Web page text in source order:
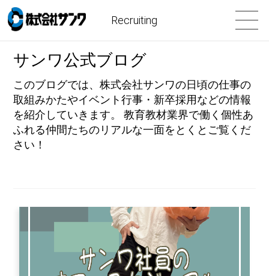
Recruiting
サンワ公式ブログ
このブログでは、株式会社サンワの日頃の仕事の
取組みかたやイベント行事・新卒採用などの情報
を紹介していきます。 教育教材業界で働く個性あ
ふれる仲間たちのリアルな一面をとくとご覧くだ
さい！